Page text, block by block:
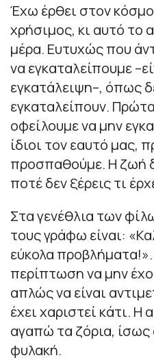
Έχω έρθει στον κόσμο
χρήσιμος, κι αυτό το
μέρα. Ευτυχώς που
να εγκαταλείπουμε
εγκατάλειψη–, όπως
εγκαταλείπουν.
οφείλουμε να μην
ίδιοι τον εαυτό μας,
προσπαθούμε. Η ζωή
ποτέ δεν ξέρεις τι
Στα γενέθλια των
τους γράφω είναι:
εύκολα προβλήματα!».
περίπτωση να μην
απλώς να είναι
έχει χαριστεί κάτι. Η
αγαπώ τα ζόρια,
φυλακή.